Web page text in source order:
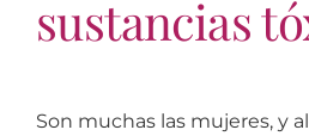
sustancias
Son muchas las mujeres, y